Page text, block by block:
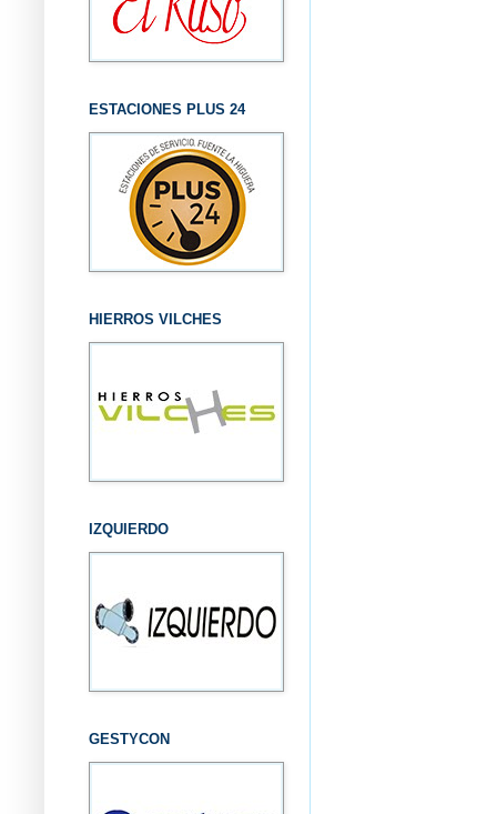
ESTACIONES PLUS 24
HIERROS VILCHES
IZQUIERDO
GESTYCON